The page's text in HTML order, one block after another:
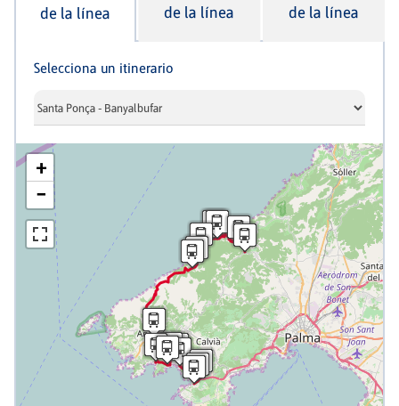
de la línea de la línea de la línea